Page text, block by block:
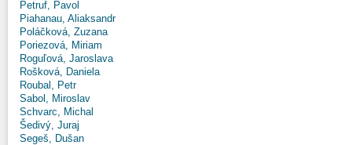
Petruf, Pavol
Piahanau, Aliaksandr
Poláčková, Zuzana
Poriezová, Miriam
Roguľová, Jaroslava
Rošková, Daniela
Roubal, Petr
Sabol, Miroslav
Schvarc, Michal
Šedivý, Juraj
Segeš, Dušan